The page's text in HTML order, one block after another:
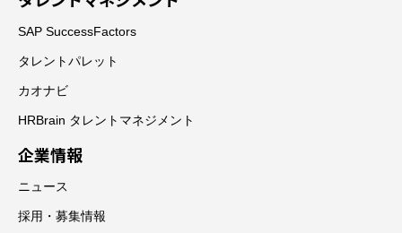
SAP SuccessFactors
タレントパレット
カオナビ
HRBrain タレントマネジメント
企業情報
ニュース
採用・募集情報